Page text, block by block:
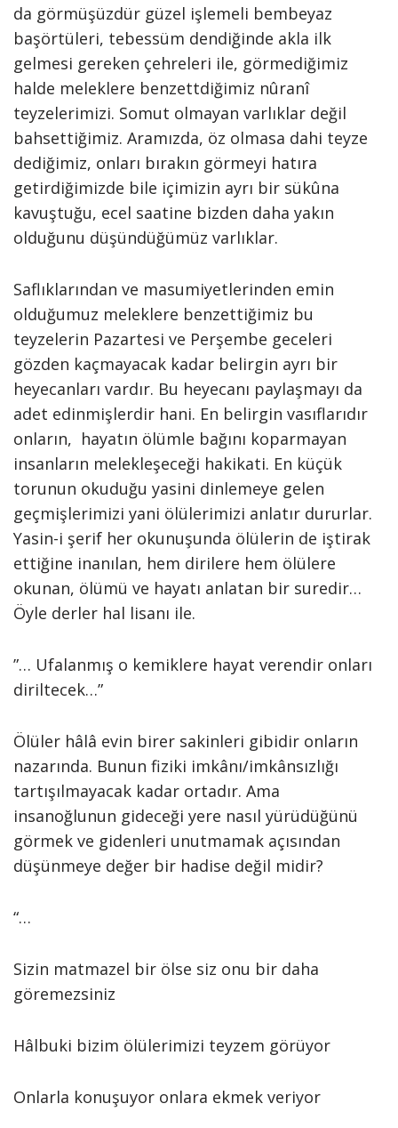
da görmüşüzdür güzel işlemeli bembeyaz
başörtüleri, tebessüm dendiğinde akla ilk
gelmesi gereken çehreleri ile, görmediğimiz
halde meleklere benzettdiğimiz nûranî
teyzelerimizi. Somut olmayan varlıklar değil
bahsettiğimiz. Aramızda, öz olmasa dahi teyze
dediğimiz, onları bırakın görmeyi hatıra
getirdiğimizde bile içimizin ayrı bir sükûna
kavuştuğu, ecel saatine bizden daha yakın
olduğunu düşündüğümüz varlıklar.
Saflıklarından ve masumiyetlerinden emin
olduğumuz meleklere benzettiğimiz bu
teyzelerin Pazartesi ve Perşembe geceleri
gözden kaçmayacak kadar belirgin ayrı bir
heyecanları vardır. Bu heyecanı paylaşmayı da
adet edinmişlerdir hani. En belirgin vasıflarıdır
onların, hayatın ölümle bağını koparmayan
insanların melekleşeceği hakikati. En küçük
torunun okuduğu yasini dinlemeye gelen
geçmişlerimizi yani ölülerimizi anlatır dururlar.
Yasin-i şerif her okunuşunda ölülerin de iştirak
ettiğine inanılan, hem dirilere hem ölülere
okunan, ölümü ve hayatı anlatan bir suredir…
Öyle derler hal lisanı ile.
”… Ufalanmış o kemiklere hayat verendir onları
diriltecek…”
Ölüler hâlâ evin birer sakinleri gibidir onların
nazarında. Bunun fiziki imkânı/imkânsızlığı
tartışılmayacak kadar ortadır. Ama
insanoğlunun gideceği yere nasıl yürüdüğünü
görmek ve gidenleri unutmamak açısından
düşünmeye değer bir hadise değil midir?
“…
Sizin matmazel bir ölse siz onu bir daha
göremezsiniz
Hâlbuki bizim ölülerimizi teyzem görüyor
Onlarla konuşuyor onlara ekmek veriyor